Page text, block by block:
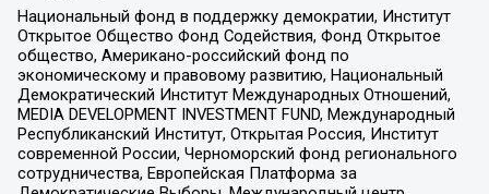
Национальный фонд в поддержку демократии, Институт
Открытое Общество Фонд Содействия, Фонд Открытое
общество, Американо-российский фонд по
экономическому и правовому развитию, Национальный
Демократический Институт Международных Отношений,
MEDIA DEVELOPMENT INVESTMENT FUND, Международный
Республиканский Институт, Открытая Россия, Институт
современной России, Черноморский фонд регионального
сотрудничества, Европейская Платформа за